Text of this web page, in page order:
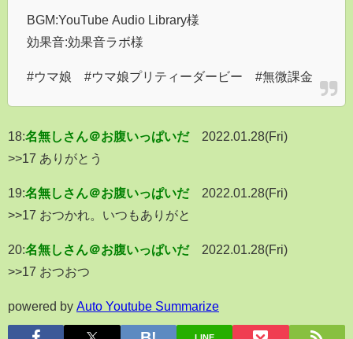
BGM:YouTube Audio Library様
効果音:効果音ラボ様
#ウマ娘 #ウマ娘プリティーダービー #無微課金
18:名無しさん＠お腹いっぱいだ
2022.01.28(Fri)
>>17 ありがとう
19:名無しさん＠お腹いっぱいだ
2022.01.28(Fri)
>>17 おつかれ。いつもありがと
20:名無しさん＠お腹いっぱいだ
2022.01.28(Fri)
>>17 おつおつ
powered by Auto Youtube Summarize